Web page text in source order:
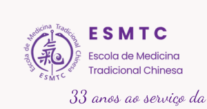
33 anos ao serviço da